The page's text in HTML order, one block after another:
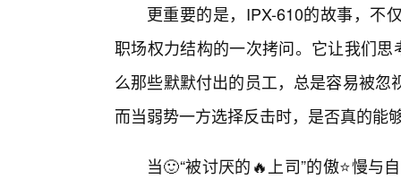
更重要的是，IPX-610的故事，不
职场权力结构的一次拷问。它让我们
么那些默默付出的员工，总是容易被
而当弱势一方选择反击时，是否真的能
当🙂“被讨厌的🔥上司”的傲⭐慢与